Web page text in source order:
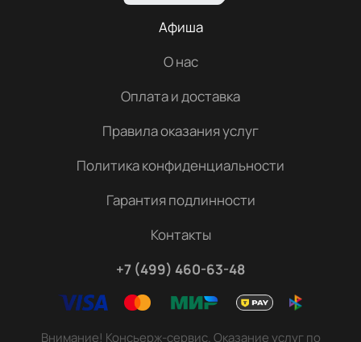
Афиша
О нас
Оплата и доставка
Правила оказания услуг
Политика конфиденциальности
Гарантия подлинности
Контакты
+7 (499) 460-63-48
Внимание! Консьерж-сервис. Оказание услуг по